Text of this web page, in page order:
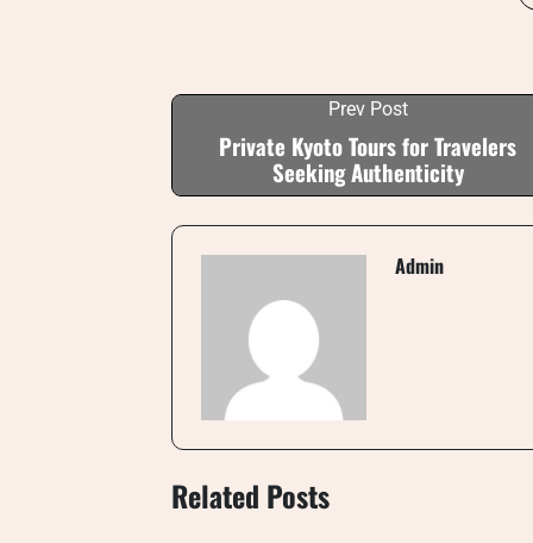
Prev Post
Private Kyoto Tours for Travelers
Seeking Authenticity
Admin
Related Posts